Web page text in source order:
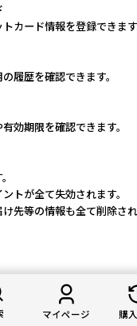
マイページ 購
カード情報を登録できます
履歴を確認できます。
効期限を確認できます。
トが全て失効されます。
先等の情報も全て削除され